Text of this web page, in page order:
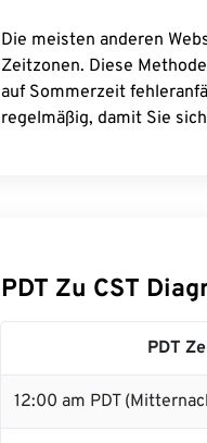
Die meisten anderen
Zeitzonen. Diese
auf Sommerzeit
regelmäßig, damit Sie
PDT Zu CST
PDT
12:00 am PDT